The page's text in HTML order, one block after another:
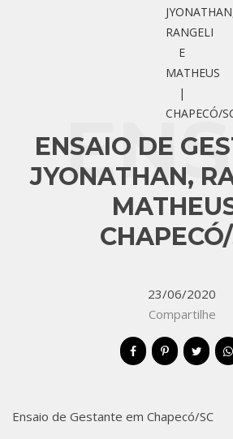
ENSAIO DE
JYONATHAN,
O
23/06/2020
Compartilhe
Ensaio de Gestante em Chapecó/SC